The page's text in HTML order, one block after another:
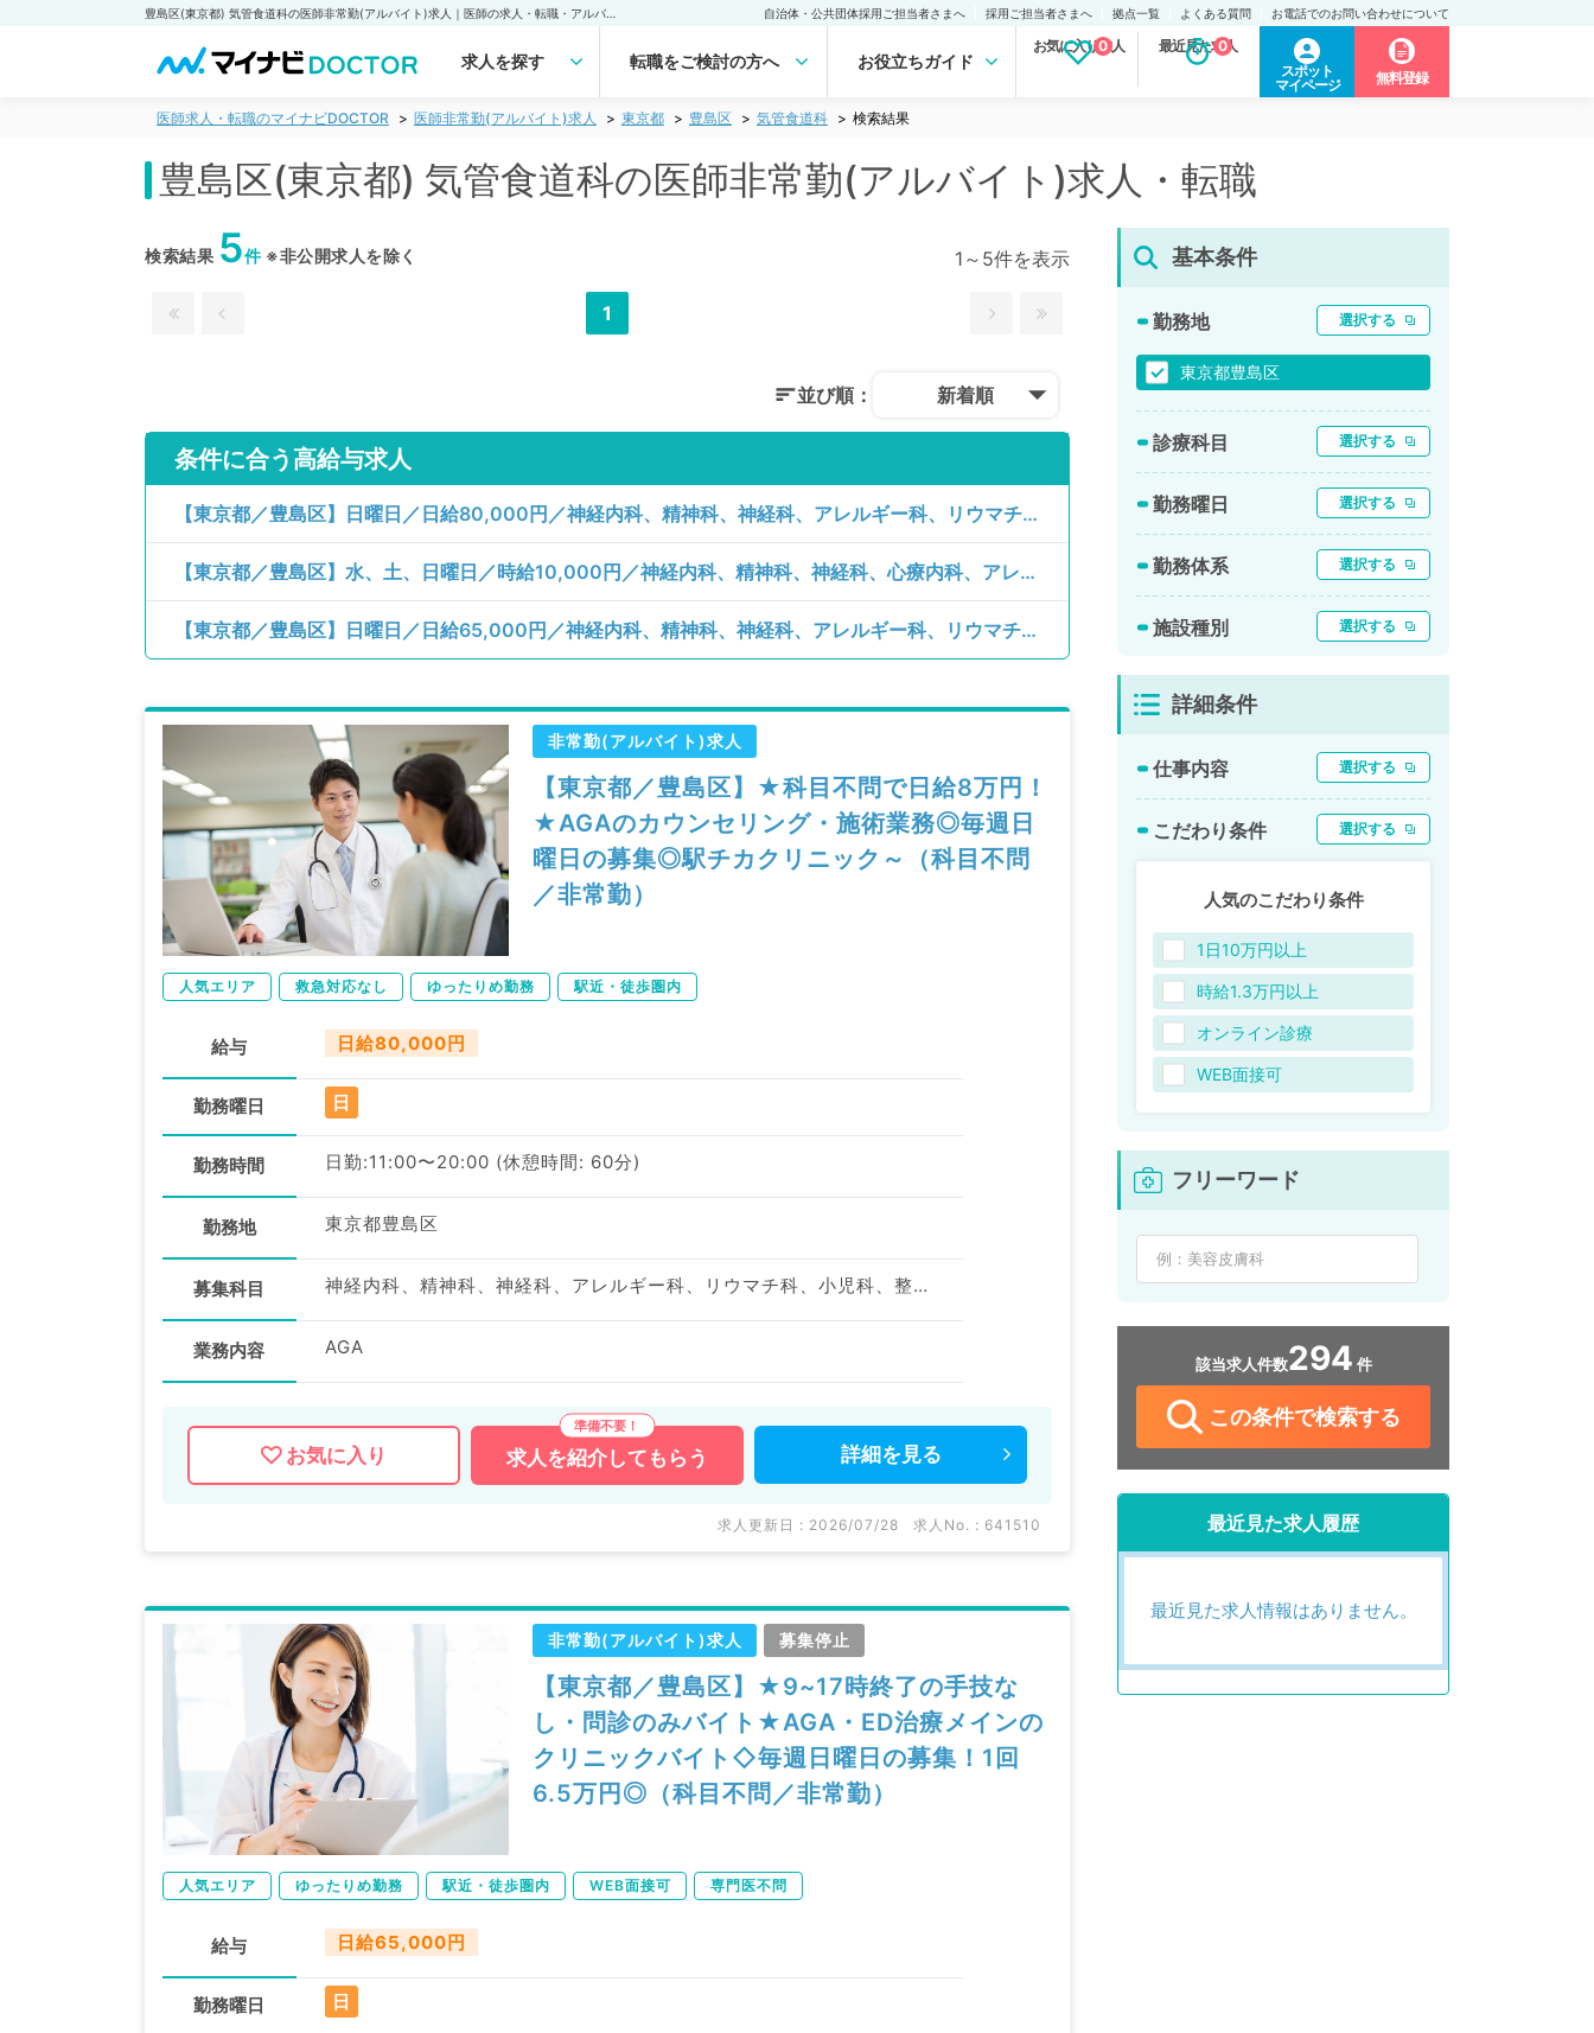
自治体・公共団体採用ご担当者さまへ 採用ご担当者さまへ 拠点一覧 よくある質問 お電話でのお問い合わせについて
求人を探す 転職をご検討の方へ お役立ちガイド
お気に入り求人
0 最近見た求人
0
スポット
マイページ
無料登録
医師求人・転職のマイナビDOCTOR 医師非常勤(アルバイト)求人 東京都 豊島区 気管食道科 検索結果
豊島区(東京都) 気管食道科の医師非常勤(アルバイト)求人・転職
検索結果 5件※非公開求人を除く 1～5件を表示
1
並び順： 新着順
条件に合う高給与求人
【東京都／豊島区】日曜日／日給80,000円／神経内科、精神科、神経科、アレルギー科、リウマチ科、小児科、整形外科、形成外科、美容外科、脳神経外科、呼吸器外科、心臓血管外科、小児外科、皮膚科、泌尿器科、産婦人科、産科、婦人科、眼科、耳鼻咽喉科、気管食道科、放射線科、リハビリテーション科、麻酔科、ペインクリニック、人工透析科、緩和ケア科、一般内科、循環器内科、呼吸器内科、消化器内科、内分泌・代謝内科、腎臓内科、老年内科、血液内科、外科系全般、一般外科、消化器外科、乳腺外科、総合診療科、美容皮膚科、健診・人間ドック、救急科・ＩＣＵ、病理科、基礎医学系、膠原病科、スポーツ整形外科、大腸・肛門外科、その他、産業医、科目不問／AGA
【東京都／豊島区】水、土、日曜日／時給10,000円／神経内科、精神科、神経科、心療内科、アレルギー科、リウマチ科、小児科、整形外科、形成外科、美容外科、脳神経外科、呼吸器外科、心臓血管外科、小児外科、皮膚科、泌尿器科、産婦人科、産科、婦人科、眼科、耳鼻咽喉科、気管食道科、放射線科、リハビリテーション科、麻酔科、ペインクリニック、人工透析科、緩和ケア科、一般内科、循環器内科、呼吸器内科、消化器内科、内分泌・代謝内科、腎臓内科、老年内科、血液内科、外科系全般、一般外科、消化器外科、乳腺外科、総合診療科、美容皮膚科、健診・人間ドック、救急科・ＩＣＵ、病理科、基礎医学系、膠原病科、スポーツ整形外科、大腸・肛門外科、その他、産業医、科目不問／一般外来
【東京都／豊島区】日曜日／日給65,000円／神経内科、精神科、神経科、アレルギー科、リウマチ科、小児科、整形外科、形成外科、美容外科、脳神経外科、呼吸器外科、心臓血管外科、小児外科、皮膚科、泌尿器科、産婦人科、産科、婦人科、眼科、耳鼻咽喉科、気管食道科、放射線科、リハビリテーション科、麻酔科、ペインクリニック、人工透析科、緩和ケア科、一般内科、循環器内科、呼吸器内科、消化器内科、内分泌・代謝内科、腎臓内科、老年内科、血液内科、外科系全般、一般外科、消化器外科、乳腺外科、総合診療科、美容皮膚科、健診・人間ドック、救急科・ＩＣＵ、病理科、基礎医学系、膠原病科、スポーツ整形外科、大腸・肛門外科、産業医、科目不問／AGA
非常勤(アルバイト)求人
【東京都／豊島区】★科目不問で日給8万円！
★AGAのカウンセリング・施術業務◎毎週日
曜日の募集◎駅チカクリニック～（科目不問
／非常勤）
人気エリア 救急対応なし ゆったりめ勤務 駅近・徒歩圏内
給与 日給80,000円
勤務曜日 日
勤務時間 日勤:11:00〜20:00 (休憩時間: 60分)
勤務地 東京都豊島区
募集科目 神経内科、精神科、神経科、アレルギー科、リウマチ科、小児科、整形外科、形成外科、美容外科、脳神経外科、呼吸器外科、心臓血管外科、小児外科、皮膚科、泌尿器科、産婦人科、産科、婦人科、眼科、耳鼻咽喉科、気管食道科、放射線科、リハビリテーション科、麻酔科、ペインクリニック、人工透析科、緩和ケア科、一般内科、循環器内科、呼吸器内科、消化器内科、内分泌・代謝内科、腎臓内科、老年内科、血液内科、外科系全般、一般外科、消化器外科、乳腺外科、総合診療科、美容皮膚科、健診・人間ドック、救急科・ＩＣＵ、病理科、基礎医学系、膠原病科、スポーツ整形外科、大腸・肛門外科、その他、産業医、科目不問
業務内容 AGA
お気に入り 求人を紹介してもらう 詳細を 見る
求人更新日 : 2026/07/28 求人No. : 641510
非常勤(アルバイト)求人 募集停止
【東京都／豊島区】★9~17時終了の手技な
し・問診のみバイト★AGA・ED治療メインの
クリニックバイト◇毎週日曜日の募集！1回
6.5万円◎（科目不問／非常勤）
人気エリア ゆったりめ勤務 駅近・徒歩圏内 WEB面接可 専門医不問
給与 日給65,000円
勤務曜日 日
基本条件
勤務地 選択する
東京都豊島区
診療科目 選択する
勤務曜日 選択する
勤務体系 選択する
施設種別 選択する
詳細条件
仕事内容 選択する
こだわり条件 選択する
人気のこだわり条件
1日10万円以上
時給1.3万円以上
オンライン診療
WEB面接可
フリーワード
該当求人件数294 件
この条件で検索する
最近見た求人履歴
最近見た求人情報はありません。